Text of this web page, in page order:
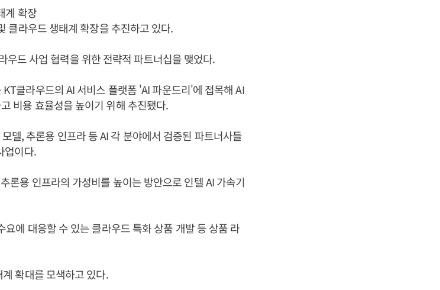
계 확장
클라우드 생태계 확장을 추진하고 있다.
우드 사업 협력을 위한 전략적 파트너십을 맺었다.
클라우드의 AI 서비스 플랫폼 'AI 파운드리'에 접목해 AI
비용 효율성을 높이기 위해 추진됐다.
델, 추론용 인프라 등 AI 각 분야에서 검증된 파트너사들
업이다.
론용 인프라의 가성비를 높이는 방안으로 인텔 AI 가속기
에 대응할 수 있는 클라우드 특화 상품 개발 등 상품 라
확대를 모색하고 있다.